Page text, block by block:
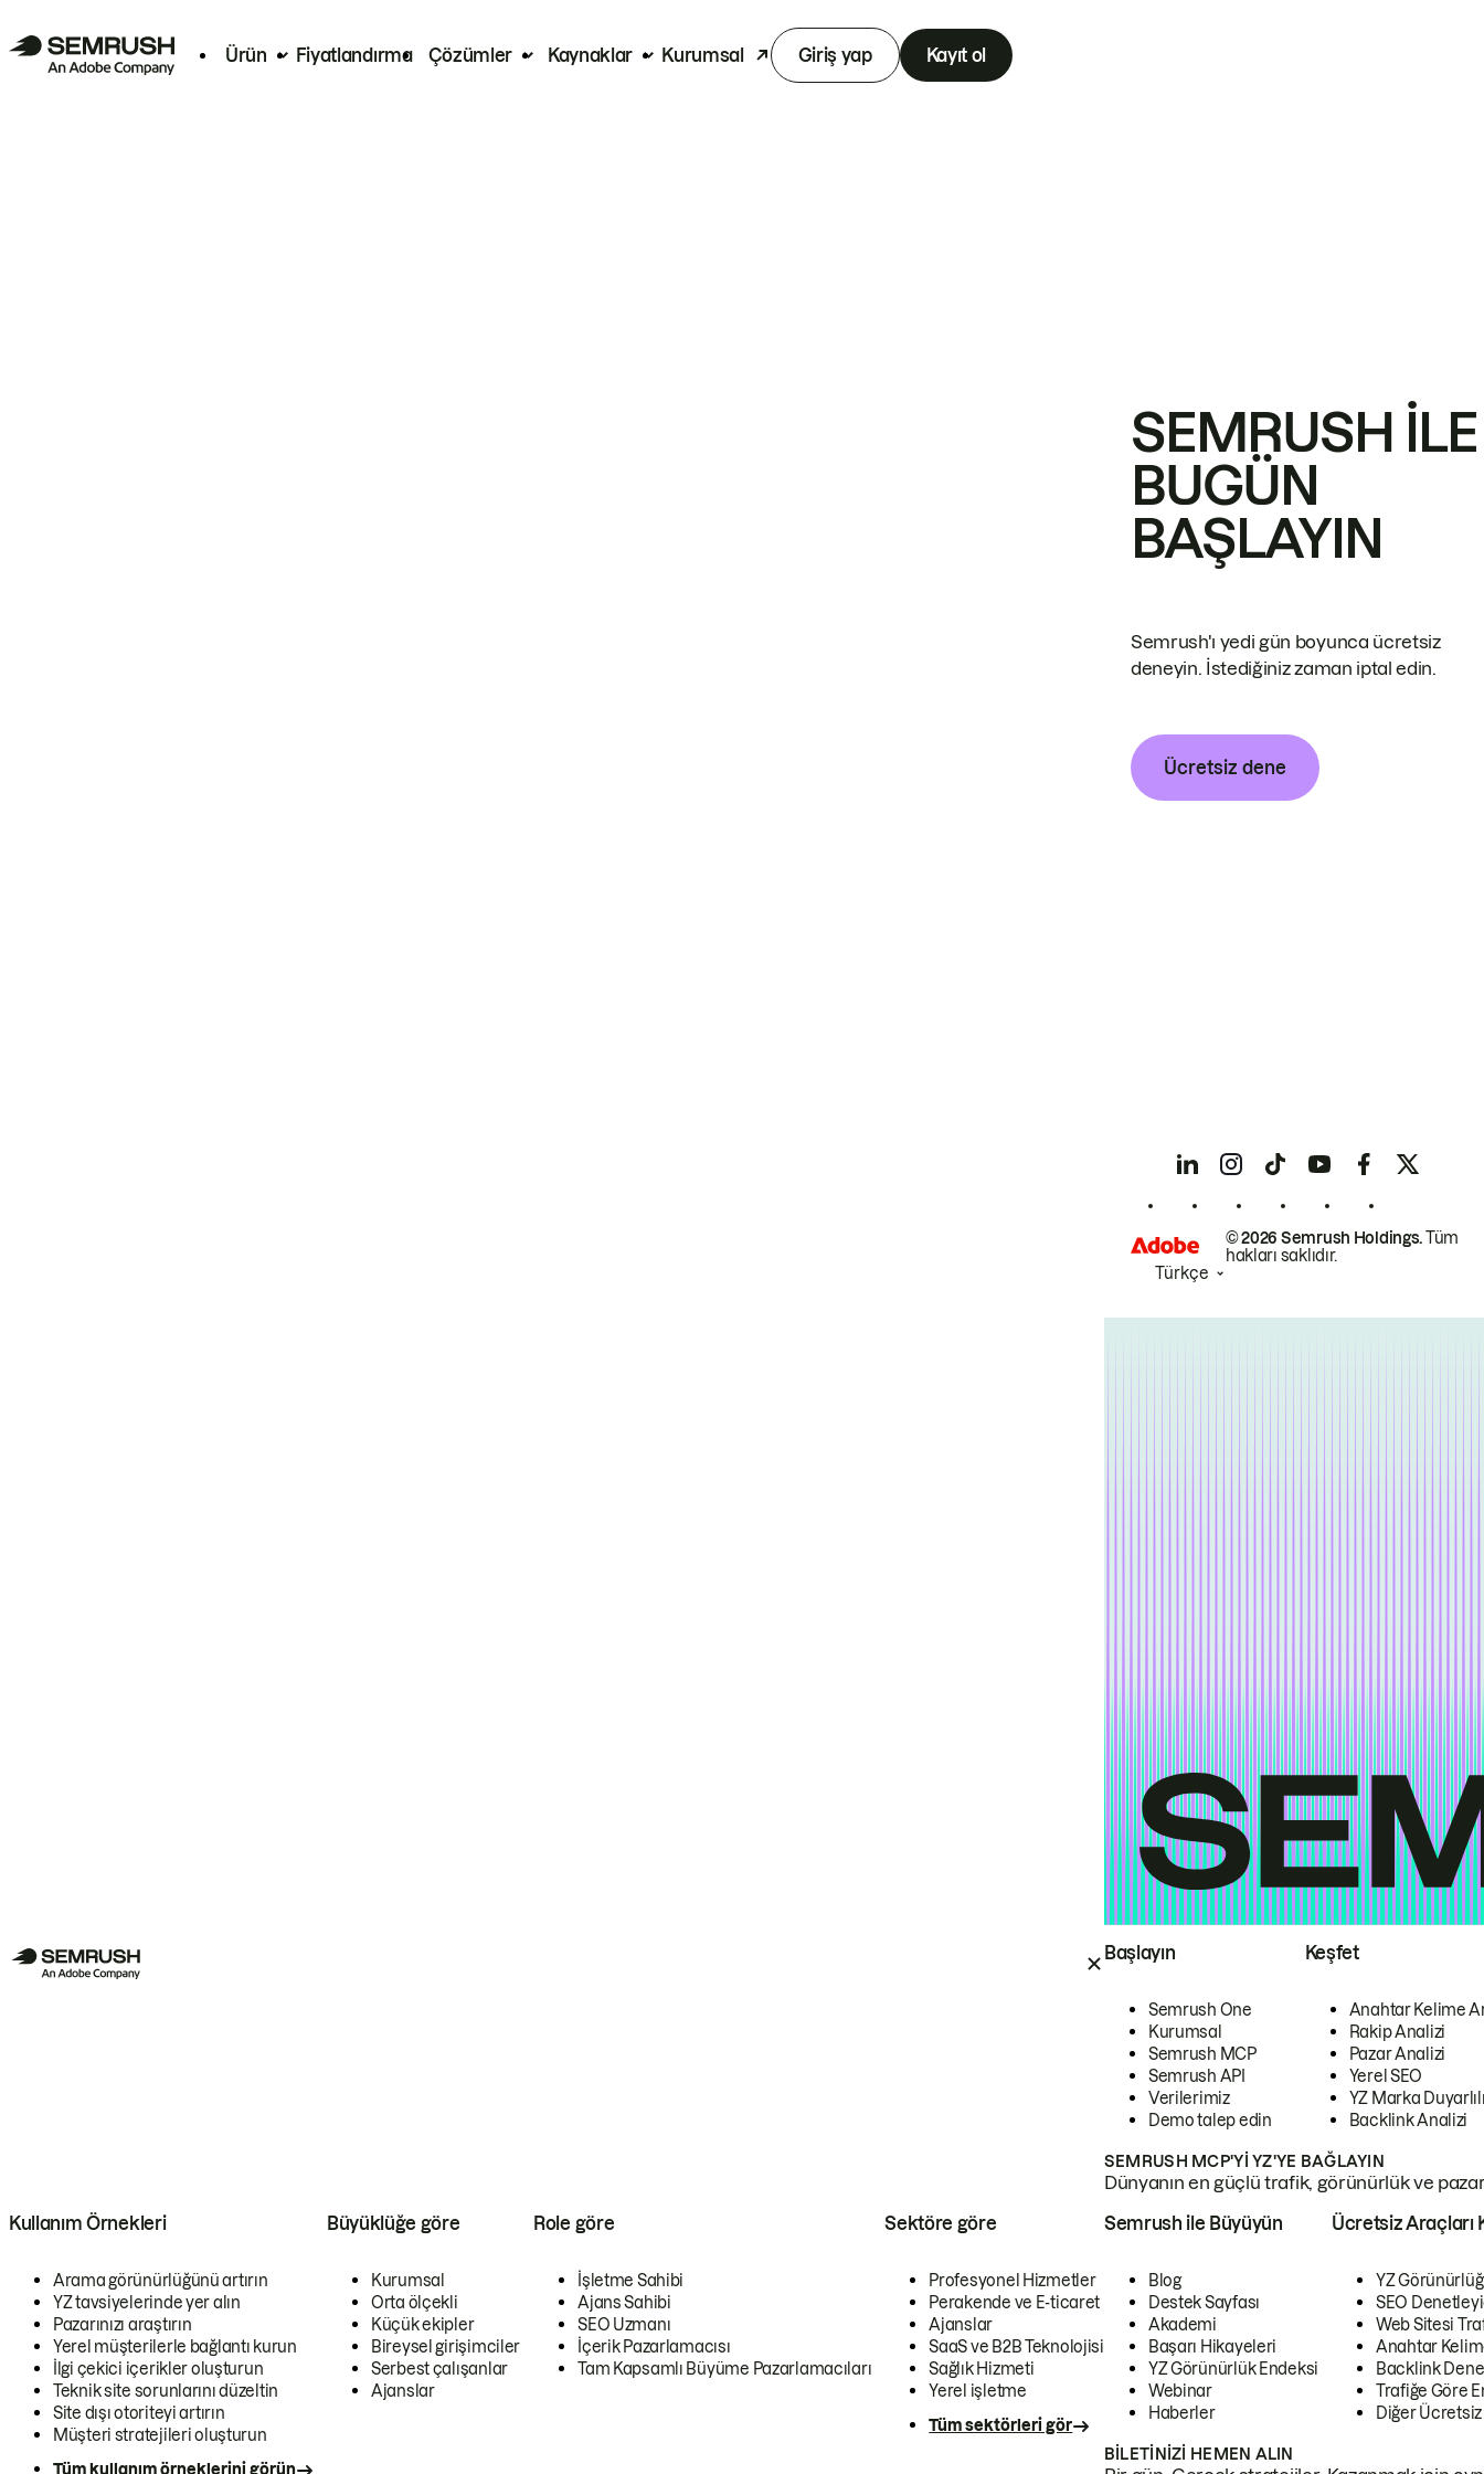
Ürün Fiyatlandırma Çözümler Kaynaklar Kurumsal Giriş yap Kayıt ol
Başlayın
Semrush One
Kurumsal
Semrush MCP
Semrush API
Verilerimiz
Demo talep edin
Keşfet
Anahtar Kelime
Rakip Analizi
Pazar Analizi
Yerel SEO
YZ Marka
Backlink Analizi
SEMRUSH MCP'YI YZ'YE BAĞLAYIN
Dünyanın en güçlü trafik, görünürlük ve
Kullanım Örnekleri
Arama görünürlüğünü artırın
YZ tavsiyelerinde yer alın
Pazarınızı araştırın
Yerel müşterilerle bağlantı kurun
İlgi çekici içerikler oluşturun
Teknik site sorunlarını düzeltin
Site dışı otoriteyi artırın
Müşteri stratejileri oluşturun
Tüm kullanım örneklerini görün
Büyüklüğe göre
Kurumsal
Orta ölçekli
Küçük ekipler
Bireysel girişimciler
Serbest çalışanlar
Ajanslar
Role göre
İşletme Sahibi
Ajans Sahibi
SEO Uzmanı
İçerik Pazarlamacısı
Tam Kapsamlı Büyüme Pazarlamacıları
Sektöre göre
Profesyonel Hizmetler
Perakende ve E-ticaret
Ajanslar
SaaS ve B2B Teknolojisi
Sağlık Hizmeti
Yerel işletme
Tüm sektörleri gör
Semrush ile Büyüyün
Blog
Destek Sayfası
Akademi
Başarı Hikayeleri
YZ Görünürlük Endeksi
Webinar
Haberler
Ücretsiz Araçları
YZ
SEO
Web Sitesi
Anahtar
Backlink
Trafiğe Göre
Diğer
BILETINIZI HEMEN ALIN
SEMRUSH ILE
BUGÜN
BAŞLAYIN
Semrush'ı yedi gün boyunca ücretsiz
deneyin. İstediğiniz zaman iptal edin.
Ücretsiz dene
© 2026 Semrush Holdings.Tüm
hakları saklıdır.
Türkçe